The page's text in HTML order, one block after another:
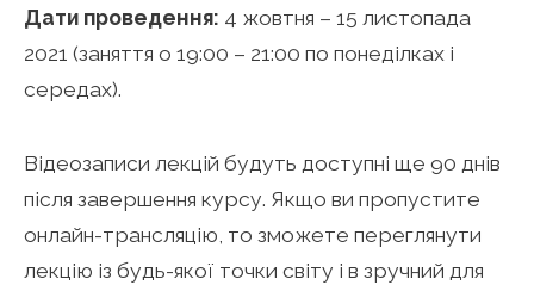
Дати проведення: 4 жовтня – 15 листопада
2021 (заняття о 19:00 – 21:00 по понеділках і
середах).
Відеозаписи лекцій будуть доступні ще 90 днів
після завершення курсу. Якщо ви пропустите
онлайн-трансляцію, то зможете переглянути
лекцію із будь-якої точки світу і в зручний для